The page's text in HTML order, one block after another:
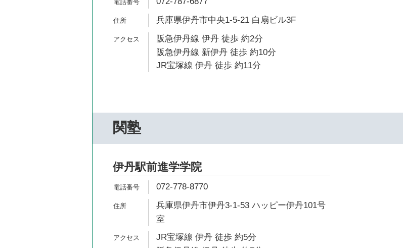
兵庫県伊丹市中央1-5-21 白扇ビル3F
阪急伊丹線 伊丹 徒歩 約2分
阪急伊丹線 新伊丹 徒歩 約10分
JR宝塚線 伊丹 徒歩 約11分
関塾
伊丹駅前進学学院
072-778-8770
兵庫県伊丹市伊丹3-1-53 ハッピー伊丹101号
室
JR宝塚線 伊丹 徒歩 約5分